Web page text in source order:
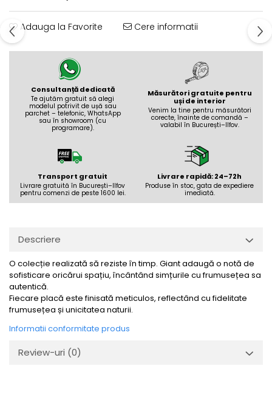
Adauga la Favorite Cere informatii
Consultanță dedicată
Te ajutăm gratuit să alegi
modelul potrivit de ușă sau
parchet – telefonic, WhatsApp
sau în showroom (cu
programare).
Măsurători gratuite pentru
uși de interior
Venim la tine pentru măsurători
corecte, înainte de comandă –
valabil în București–Ilfov.
Transport gratuit
Livrare gratuită în București–Ilfov
pentru comenzi de peste 1600 lei.
Livrare rapidă: 24–72h
Produse în stoc, gata de expediere
imediată.
Descriere
O colecție realizată să reziste în timp. Giant adaugă o notă de
sofisticare oricărui spațiu, încântând simțurile cu frumusețea sa
autentică.
Fiecare placă este finisată meticulos, reflectând cu fidelitate
frumusețea și unicitatea naturii.
Informatii conformitate produs
Review-uri (0)